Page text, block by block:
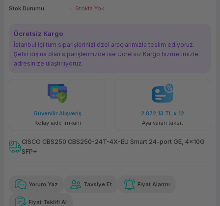
Stok Durumu
Stokta Yok
Ücretsiz Kargo
İstanbul içi tüm siparişlerinizi özel araçlarımızla teslim ediyoruz.
Şehir dışına olan siparişlerinizde ise Ücretsiz Kargo hizmetimizle
adresinize ulaştırııyoruz.
Güvenilir Alışveriş
Kolay iade imkanı
2.872,13 TL x 12
Aya varan taksit
CISCO CBS250 CBS250-24T-4X-EU Smart 24-port GE, 4x10G
SFP+
Yorum Yaz Tavsiye Et Fiyat Alarmı
Fiyat Teklifi Al